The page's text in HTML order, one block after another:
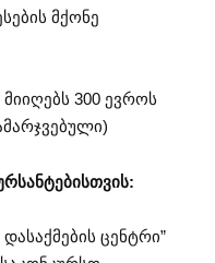
მქონე
300 ევროს
ცენტრი”